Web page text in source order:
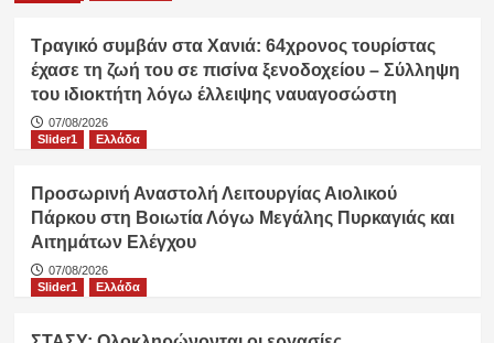
Τραγικό συμβάν στα Χανιά: 64χρονος τουρίστας
έχασε τη ζωή του σε πισίνα ξενοδοχείου – Σύλληψη
του ιδιοκτήτη λόγω έλλειψης ναυαγοσώστη
07/08/2026
Slider1
Ελλάδα
Προσωρινή Αναστολή Λειτουργίας Αιολικού
Πάρκου στη Βοιωτία Λόγω Μεγάλης Πυρκαγιάς και
Αιτημάτων Ελέγχου
07/08/2026
Slider1
Ελλάδα